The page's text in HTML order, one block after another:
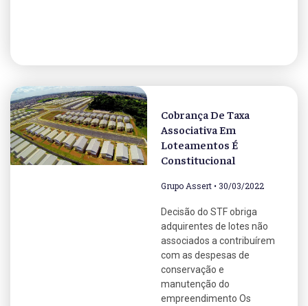
Cobrança De Taxa
Associativa Em
Loteamentos É
Constitucional
Grupo Assert 30/03/2022
Decisão do STF obriga
adquirentes de lotes não
associados a contribuírem
com as despesas de
conservação e
manutenção do
empreendimento Os